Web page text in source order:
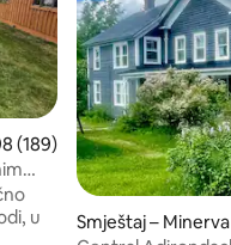
ocjena: 4,98/5,
(189)
u
Smještaj – Minerva